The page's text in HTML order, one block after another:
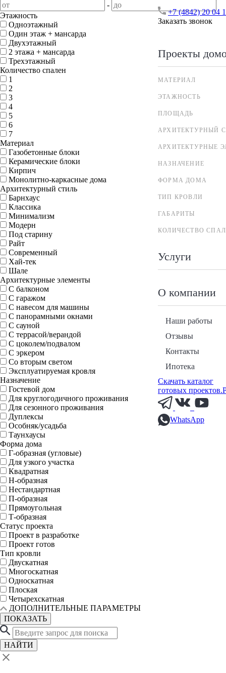
+7 (4842) 20 04
Заказать звонок
Проекты
МАТЕРИАЛ
ЭТАЖНОСТЬ
ПЛОЩАДЬ
АРХИТЕКТУРНЫЙ
АРХИТЕКТУРНЫЕ
НАЗНАЧЕНИЕ
ФОРМА ДОМА
ТИП КРОВЛИ
ГАБАРИТЫ
КОЛИЧЕСТВО
Услуги
О компании
Наши работы
Отзывы
Контакты
Ипотека
Скачать каталог
готовых
WhatsApp
-
Этажность
Одноэтажный
Один этаж + мансарда
Двухэтажный
2 этажа + мансарда
Трехэтажный
Количество спален
1
2
3
4
5
6
7
Материал
Газобетонные блоки
Керамические блоки
Кирпич
Монолитно-каркасные дома
Архитектурный стиль
Барнхаус
Классика
Минимализм
Модерн
Под старину
Райт
Современный
Хай-тек
Шале
Архитектурные элементы
С балконом
С гаражом
С навесом для машины
С панорамными окнами
С сауной
С террасой/верандой
С цоколем/подвалом
С эркером
Со вторым светом
Эксплуатируемая кровля
Назначение
Гостевой дом
Для круглогодичного проживания
Для сезонного проживания
Дуплексы
Особняк/усадьба
Таунхаусы
Форма дома
Г-образная (угловые)
Для узкого участка
Квадратная
Н-образная
Нестандартная
П-образная
Прямоугольная
Т-образная
Статус проекта
Проект в разработке
Проект готов
Тип кровли
Двускатная
Многоскатная
Односкатная
Плоская
Четырехскатная
ДОПОЛНИТЕЛЬНЫЕ ПАРАМЕТРЫ
ПОКАЗАТЬ
НАЙТИ